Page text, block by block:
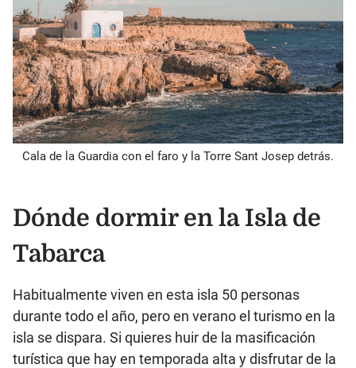
Cala de la Guardia con el faro y la Torre Sant Josep detrás.
Dónde dormir en la Isla de
Tabarca
Habitualmente viven en esta isla 50 personas
durante todo el año, pero en verano el turismo en la
isla se dispara. Si quieres huir de la masificación
turística que hay en temporada alta y disfrutar de la